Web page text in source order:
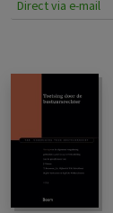
Direct via e-mail